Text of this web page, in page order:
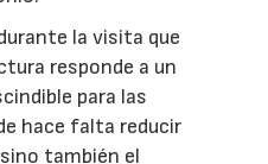
la visita que
responde a un
para las
hace falta reducir
también el